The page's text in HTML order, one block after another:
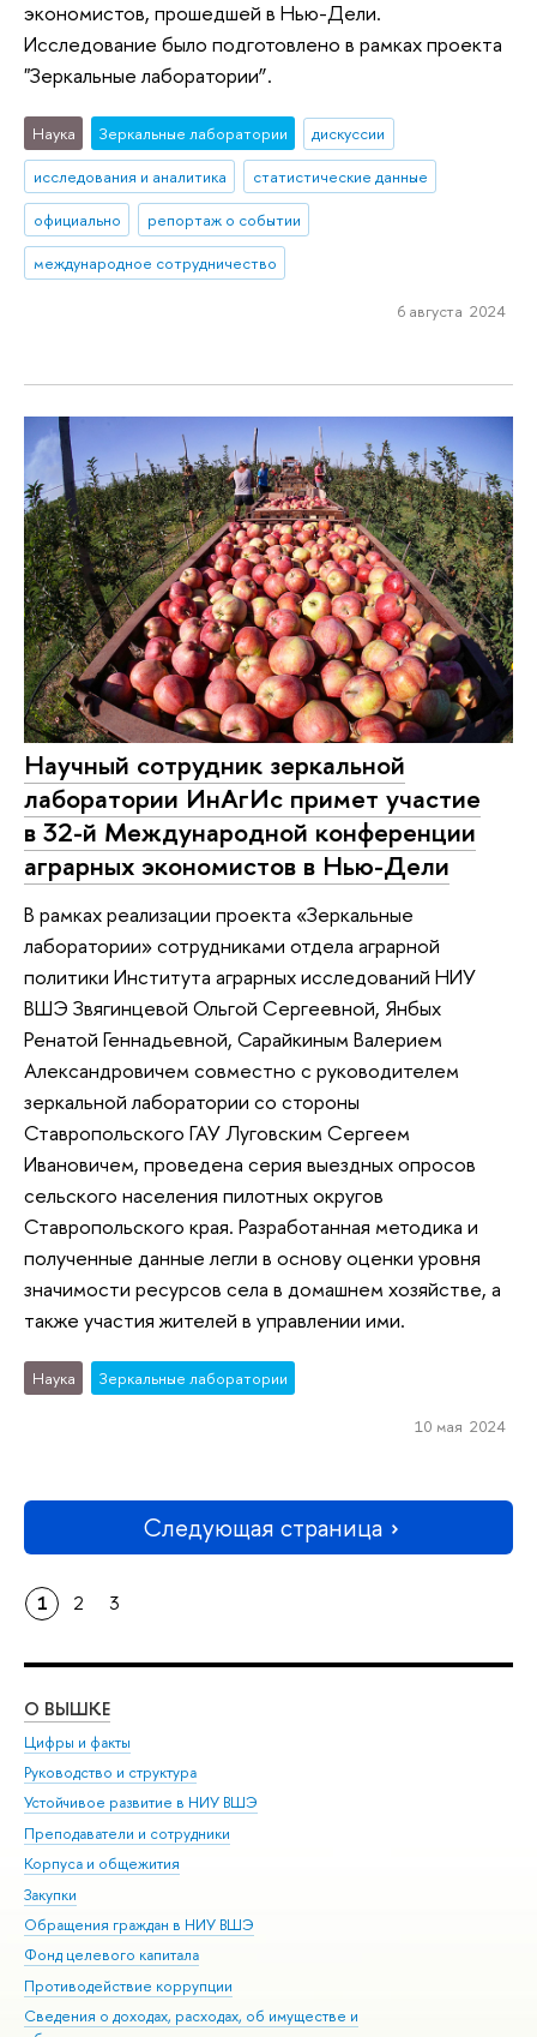
экономистов, прошедшей в Нью-Дели.
Исследование было подготовлено в рамках проекта
"Зеркальные лаборатории”.
Наука Зеркальные лаборатории
дискуссии
исследования и аналитика
статистические данные
официально
репортаж о событии
международное сотрудничество
6 августа 2024
Научный сотрудник зеркальной
лаборатории ИнАгИс примет участие
в 32-й Международной конференции
аграрных экономистов в Нью-Дели
В рамках реализации проекта «Зеркальные
лаборатории» сотрудниками отдела аграрной
политики Института аграрных исследований НИУ
ВШЭ Звягинцевой Ольгой Сергеевной, Янбых
Ренатой Геннадьевной, Сарайкиным Валерием
Александровичем совместно с руководителем
зеркальной лаборатории со стороны
Ставропольского ГАУ Луговским Сергеем
Ивановичем, проведена серия выездных опросов
сельского населения пилотных округов
Ставропольского края. Разработанная методика и
полученные данные легли в основу оценки уровня
значимости ресурсов села в домашнем хозяйстве, а
также участия жителей в управлении ими.
Наука Зеркальные лаборатории
10 мая 2024
Следующая страница
1 2 3
О ВЫШКЕ
Цифры и факты
Руководство и структура
Устойчивое развитие в НИУ ВШЭ
Преподаватели и сотрудники
Корпуса и общежития
Закупки
Обращения граждан в НИУ ВШЭ
Фонд целевого капитала
Противодействие коррупции
Сведения о доходах, расходах, об имуществе и